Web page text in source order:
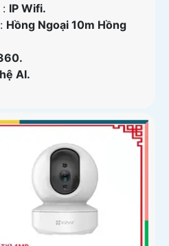
: IP Wifi.
Hồng Ngoại 10m Hồng
AI.